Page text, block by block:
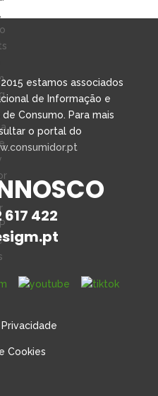
estamos associados
de Informação e
Consumo. Para mais
o portal do
617 422
Cookies